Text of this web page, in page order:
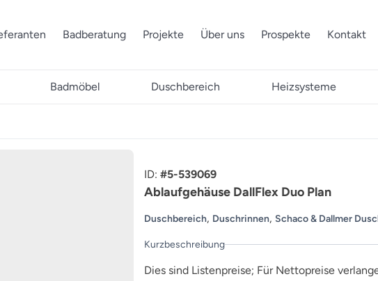
Badberatung Projekte Über uns Prospekte Kontakt
Badmöbel Duschbereich Heizsysteme
ID: #5-539069
Ablaufgehäuse DallFlex Duo Plan
Duschbereich, Duschrinnen, Schaco & Dallmer
Kurzbeschreibung
Dies sind Listenpreise; Für Nettopreise